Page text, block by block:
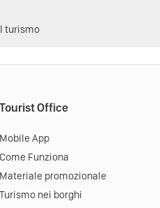
turismo
Tourist Office
Mobile App
Come Funziona
Materiale promozionale
Turismo nei borghi